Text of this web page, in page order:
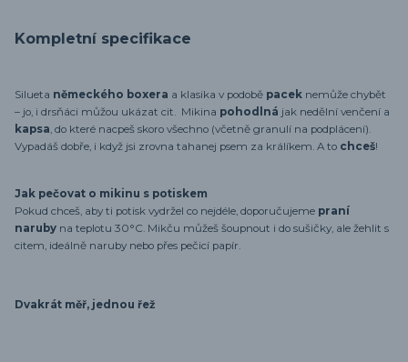
Kompletní specifikace
Silueta německého boxera a klasika v podobě pacek nemůže chybět
– jo, i drsňáci můžou ukázat cit. Mikina pohodlná jak nedělní venčení a
kapsa, do které nacpeš skoro všechno (včetně granulí na podplácení).
Vypadáš dobře, i když jsi zrovna tahanej psem za králíkem. A to chceš!
Jak pečovat o mikinu s potiskem
Pokud chceš, aby ti potisk vydržel co nejdéle, doporučujeme praní
naruby na teplotu 30°C. Mikču můžeš šoupnout i do sušičky, ale žehlit s
citem, ideálně naruby nebo přes pečicí papír.
Dvakrát měř, jednou řež